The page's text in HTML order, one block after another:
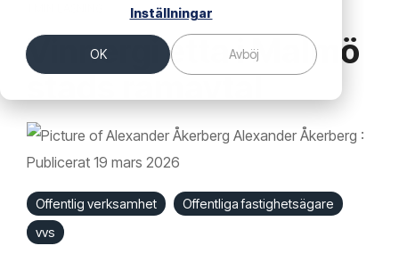
Inställningar
OK Avböj
Spårbunden trafik och järnväg Belysning
Mjukvara och system
Säkerhet
Boka Vinnergi som talare
För icke tekniker
Omcertifiering
Boka oss som talare
Vinnergi etta i Malmö
stads ramavtal
Alexander Åkerberg :
Publicerat 19 mars 2026
Offentlig verksamhet
Offentliga fastighetsägare
vvs